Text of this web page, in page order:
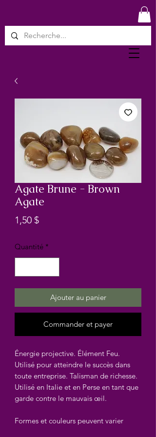
Agate Brune - Brown
Agate
1,50 $Prix
Quantité *
Ajouter au panier
Commander et payer
Énergie projective. Élément Feu.
Utilisé pour atteindre le succès dans
toute entreprise. Talisman de richesse.
Utilisé en Italie et en Perse en tant que
garde contre le mauvais œil.
Formes et couleurs peuvent varier